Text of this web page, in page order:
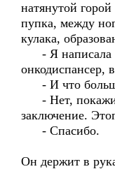
натянутой
пупка, между
кулака,
- Я написала
онкодиспансер,
- И что
- Нет,
заключение.
- Спасибо.
Он держит в